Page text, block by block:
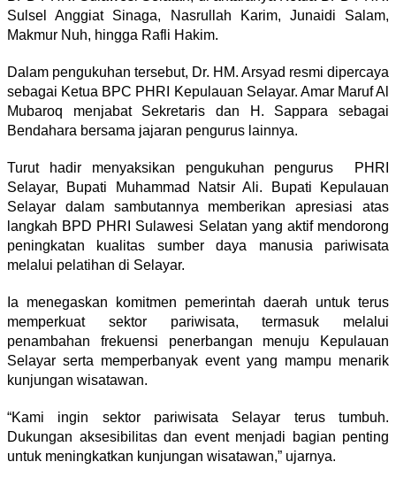
Sulsel Anggiat Sinaga, Nasrullah Karim, Junaidi Salam,
Makmur Nuh, hingga Rafli Hakim.
Dalam pengukuhan tersebut, Dr. HM. Arsyad resmi dipercaya
sebagai Ketua BPC PHRI Kepulauan Selayar. Amar Maruf Al
Mubaroq menjabat Sekretaris dan H. Sappara sebagai
Bendahara bersama jajaran pengurus lainnya.
Turut hadir menyaksikan pengukuhan pengurus PHRI
Selayar, Bupati Muhammad Natsir Ali. Bupati Kepulauan
Selayar dalam sambutannya memberikan apresiasi atas
langkah BPD PHRI Sulawesi Selatan yang aktif mendorong
peningkatan kualitas sumber daya manusia pariwisata
melalui pelatihan di Selayar.
Ia menegaskan komitmen pemerintah daerah untuk terus
memperkuat sektor pariwisata, termasuk melalui
penambahan frekuensi penerbangan menuju Kepulauan
Selayar serta memperbanyak event yang mampu menarik
kunjungan wisatawan.
“Kami ingin sektor pariwisata Selayar terus tumbuh.
Dukungan aksesibilitas dan event menjadi bagian penting
untuk meningkatkan kunjungan wisatawan,” ujarnya.